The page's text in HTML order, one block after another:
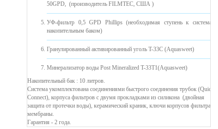
50GPD, (производитель FILMTEC, США )
УФ-фильтр 0,5 GPD Phillips (необходимая ступень к системам
накопительным баком)
Гранулированный активированный уголь T-33C (Aquasweet)
Минерализатор воды Post Mineralized T-33T1(Aquasweet)
Накопительный бак : 10 литров.
Система укомплектована соединениями быстрого соединения трубок (Quick
Connect), корпуса фильтров с двумя прокладками из силикона ​​(двойная
защита от протечки воды), керамический краник, ключи корпусов фильтра и
мембраны.
Гарантия - 2 года.